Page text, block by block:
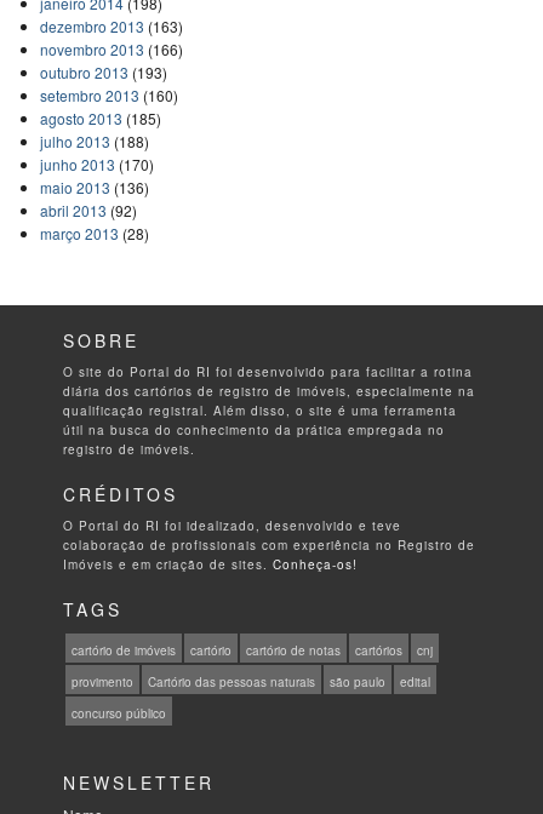
dezembro 2013 (163)
novembro 2013 (166)
outubro 2013 (193)
setembro 2013 (160)
agosto 2013 (185)
julho 2013 (188)
junho 2013 (170)
maio 2013 (136)
abril 2013 (92)
março 2013 (28)
SOBRE
O site do Portal do RI foi desenvolvido para facilitar a rotina
diária dos cartórios de registro de imóveis, especialmente na
qualificação registral. Além disso, o site é uma ferramenta
útil na busca do conhecimento da prática empregada no
registro de imóveis.
CRÉDITOS
O Portal do RI foi idealizado, desenvolvido e teve
colaboração de profissionais com experiência no Registro de
Imóveis e em criação de sites.Conheça-os!
TAGS
cartório de imóveis cartório cartório de notas cartórios
cnj
provimento
Cartório das pessoas naturais são paulo
edital
concurso público
NEWSLETTER